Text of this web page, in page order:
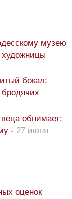
музею
художницы
бокал:
обнимает:
- 27 июня
оценок